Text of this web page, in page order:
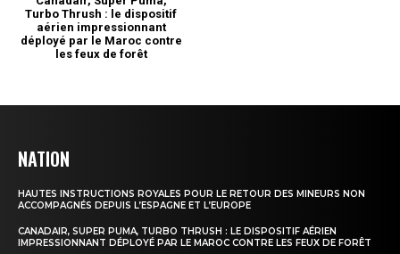
NATION
HAUTES INSTRUCTIONS ROYALES POUR LE RETOUR DES MINEURS NON
ACCOMPAGNÉS DEPUIS L’ESPAGNE ET L’EUROPE
CANADAIR, SUPER PUMA, TURBO THRUSH : LE DISPOSITIF AÉRIEN
IMPRESSIONNANT DÉPLOYÉ PAR LE MAROC CONTRE LES FEUX DE FORÊT